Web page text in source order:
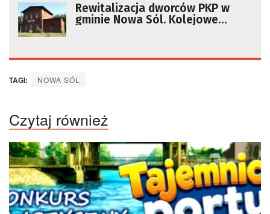
Rewitalizacja dworców PKP w
gminie Nowa Sól. Kolejowe
TAGI: NOWA SÓL
Czytaj również